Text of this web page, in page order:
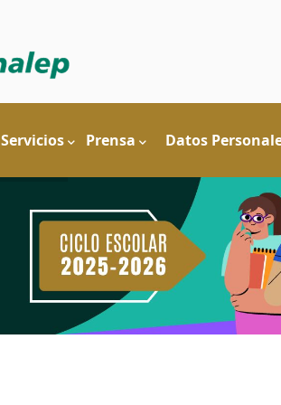
Servicios Prensa Datos